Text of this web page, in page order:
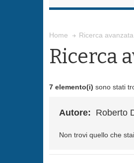
Home Ricerca
Ricerca
7 elemento(i) sono stati
Autore: Roberto
Non trovi quello che